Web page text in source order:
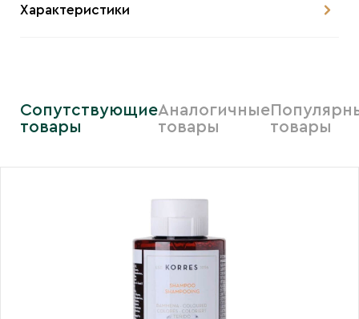
Характеристики
Сопутствующие
товары
Аналогичные
товары
товары